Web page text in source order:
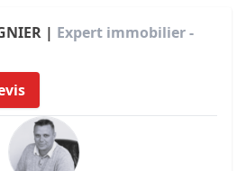
| Expert immobilier -